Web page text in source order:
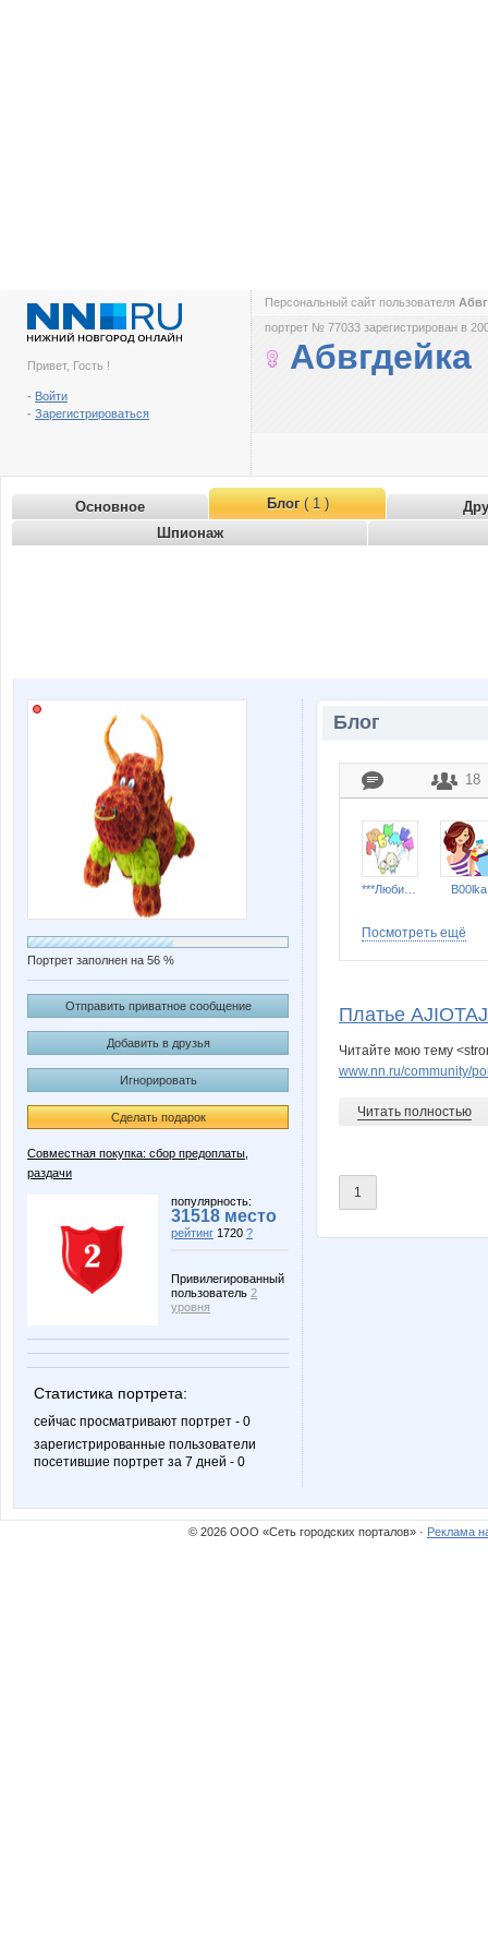
Привет, Гость !
- Войти
- Зарегистрироваться
Персональный сайт пользователя
портрет № 77033 зарегистрирован в
Абвгдейка
Основное Блог( 1 )
Шпионаж
Портрет заполнен на 56 %
Отправить приватное сообщение
Добавить в друзья
Игнорировать
Сделать подарок
Совместная покупка: сбор предоплаты,
раздачи
популярность:
31518 место
рейтинг 1720 ?
Привилегированный
пользователь 2
уровня
Статистика портрета:
сейчас просматривают портрет - 0
зарегистрированные пользователи
посетившие портрет за 7 дней - 0
Блог
18
B00lka
Посмотреть ещё
Платье
Читайте мою тему
www.nn.ru/community/
Читать полностью
1
© 2026 ООО «Сеть городских порталов» · Реклама